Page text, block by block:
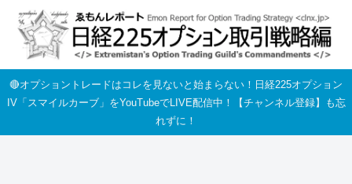
🔴オプショントレードはコレを見ないと始まらない！日経225オプション
IV「スマイルカーブ」をYouTubeでLIVE配信中！【チャンネル登録】も忘
れずに！